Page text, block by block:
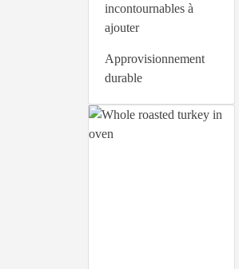
incontournables à
ajouter
Approvisionnement
durable